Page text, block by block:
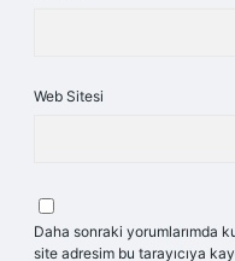
Web Sitesi
Daha sonraki yorumlarımda
site adresim bu tarayıcıya